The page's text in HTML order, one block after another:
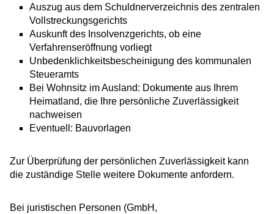
Auszug aus dem Schuldnerverzeichnis des zentralen
Vollstreckungsgerichts
Auskunft des Insolvenzgerichts, ob eine
Verfahrenseröffnung vorliegt
Unbedenklichkeitsbescheinigung des kommunalen
Steueramts
Bei Wohnsitz im Ausland: Dokumente aus Ihrem
Heimatland, die Ihre persönliche Zuverlässigkeit
nachweisen
Eventuell: Bauvorlagen
Zur Überprüfung der persönlichen Zuverlässigkeit kann
die zuständige Stelle weitere Dokumente anfordern.
Bei juristischen Personen (GmbH,